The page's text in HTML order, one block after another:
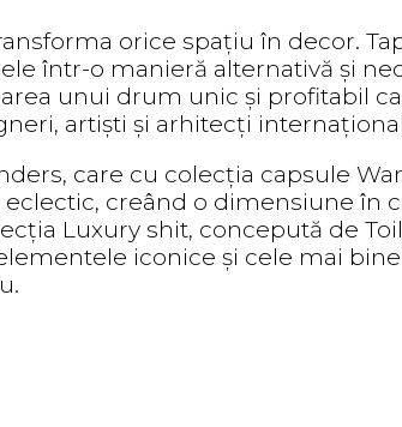
orice spațiu în decor.
într-o manieră alternativă și
unui drum unic și profitabil
artiști și arhitecți
care cu colecția capsule
creând o dimensiune în
Luxury shit, concepută de
iconice și cele mai